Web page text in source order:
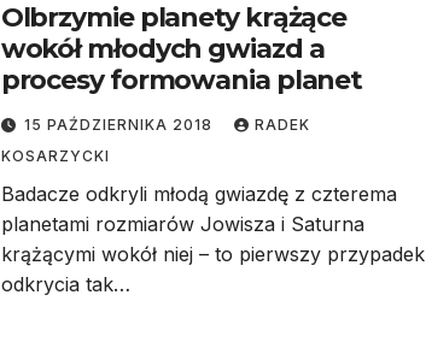
Olbrzymie planety krążące
wokół młodych gwiazd a
procesy formowania planet
15 PAŹDZIERNIKA 2018
RADEK
KOSARZYCKI
Badacze odkryli młodą gwiazdę z czterema
planetami rozmiarów Jowisza i Saturna
krążącymi wokół niej – to pierwszy przypadek
odkrycia tak…